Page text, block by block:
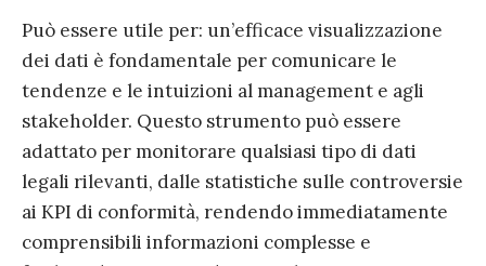
Può essere utile per: un’efficace visualizzazione
dei dati è fondamentale per comunicare le
tendenze e le intuizioni al management e agli
stakeholder. Questo strumento può essere
adattato per monitorare qualsiasi tipo di dati
legali rilevanti, dalle statistiche sulle controversie
ai KPI di conformità, rendendo immediatamente
comprensibili informazioni complesse e